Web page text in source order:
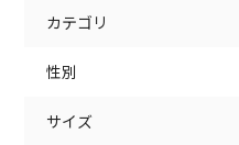
カテゴリ
性別
サイズ